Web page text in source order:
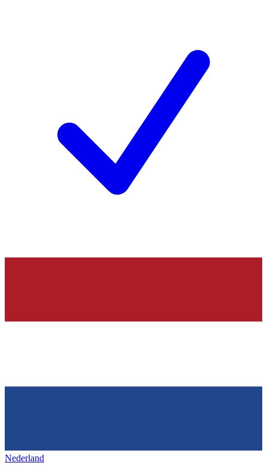
Nederland